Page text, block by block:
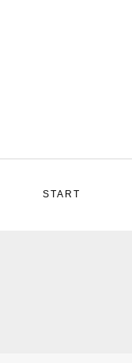
START